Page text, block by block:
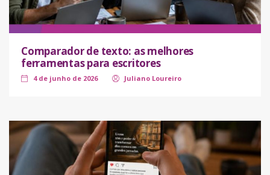
Comparador de texto: as melhores
ferramentas para escritores
4 de junho de 2026 Juliano Loureiro